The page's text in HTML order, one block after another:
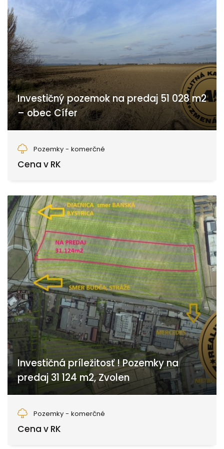
Investičný pozemok na predaj 51 028 m2
– obec Cífer
Pozemky - komerčné
Cena v RK
Investičná príležitosť ! Pozemky na
predaj 31 124 m2, Zvolen
Pozemky - komerčné
Cena v RK